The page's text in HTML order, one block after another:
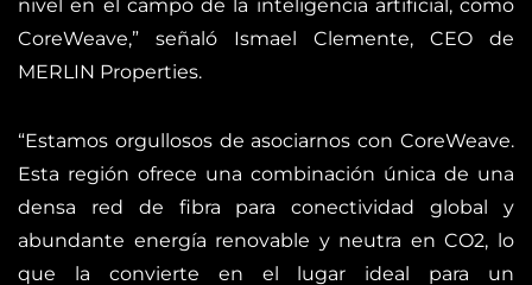
nivel en el campo de la inteligencia artificial, como
CoreWeave,” señaló Ismael Clemente, CEO de
MERLIN Properties.
“Estamos orgullosos de asociarnos con CoreWeave.
Esta región ofrece una combinación única de una
densa red de fibra para conectividad global y
abundante energía renovable y neutra en CO2, lo
que la convierte en el lugar ideal para un